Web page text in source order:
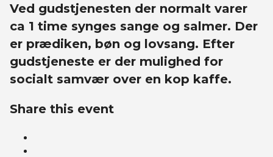
Ved gudstjenesten der normalt varer
ca 1 time synges sange og salmer. Der
er prædiken, bøn og lovsang. Efter
gudstjeneste er der mulighed for
socialt samvær over en kop kaffe.
Share this event